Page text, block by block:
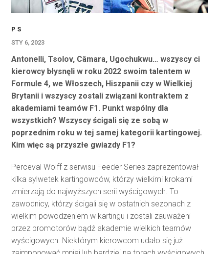
P S
STY 6, 2023
Antonelli, Tsolov, Câmara, Ugochukwu… wszyscy ci
kierowcy błysnęli w roku 2022 swoim talentem w
Formule 4, we Włoszech, Hiszpanii czy w Wielkiej
Brytanii i wszyscy zostali związani kontraktem z
akademiami teamów F1. Punkt wspólny dla
wszystkich? Wszyscy ścigali się ze sobą w
poprzednim roku w tej samej kategorii kartingowej.
Kim więc są przyszłe gwiazdy F1?
Perceval Wolff z serwisu Feeder Series zaprezentował
kilka sylwetek kartingowców, którzy wielkimi krokami
zmierzają do najwyższych serii wyścigowych. To
zawodnicy, którzy ścigali się w ostatnich sezonach z
wielkim powodzeniem w kartingu i zostali zauważeni
przez promotorów bądź akademie wielkich teamów
wyścigowych. Niektórym kierowcom udało się już